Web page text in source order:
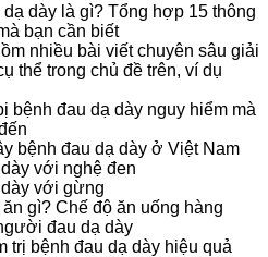
dày là gì? Tổng hợp 15 thông
bạn cần biết
nhiều bài viết chuyên sâu giải
thể trong chủ đề trên, ví dụ
bệnh đau dạ dày nguy hiểm mà
bệnh đau dạ dày ở Việt Nam
với nghệ đen
với gừng
gì? Chế độ ăn uống hàng
đau dạ dày
trị bệnh đau dạ dày hiệu quả